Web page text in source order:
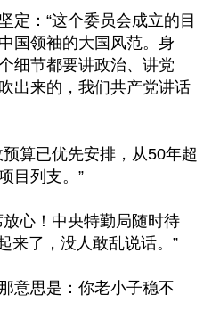
定：“这个委员会成立的目
国领袖的大国风范。身
细节都要讲政治、讲党
出来的，我们共产党讲话
算已优先安排，从50年超
目列支。”
心！中央特勤局随时待
来了，没人敢乱说话。”
意思是：你老小子稳不